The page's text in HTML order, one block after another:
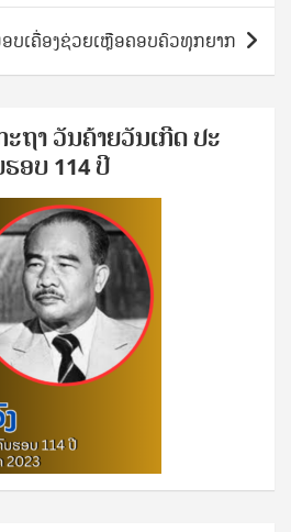
ບເຄື່ອງຊ່ວຍເຫຼືອຄອບຄົວທຸກຍາກ
ຖ​າ ວັນ​ຄ້າຍ​ວັນ​ເກີດ ປ​ະ​
ອບ 114 ປີ